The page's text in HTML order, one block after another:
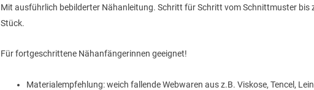
Mit ausführlich bebilderter Nähanleitung. Schritt für Schritt vom Schnittmuster bis
Stück.
Für fortgeschrittene Nähanfängerinnen geeignet!
Materialempfehlung: weich fallende Webwaren aus z.B. Viskose, Tencel,